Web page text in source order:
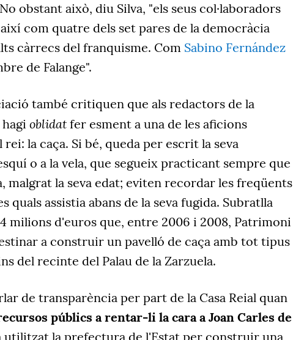
obstant això, diu Silva, "els seus col·laboradors
com quatre dels set pares de la democràcia
càrrecs del franquisme. Com Sabino Fernández
de Falange".
també critiquen que als redactors de la
oblidat fer esment a una de les aficions
la caça. Si bé, queda per escrit la seva
o a la vela, que segueix practicant sempre que
malgrat la seva edat; eviten recordar les freqüents
quals assistia abans de la seva fugida. Subratlla
milions d'euros que, entre 2006 i 2008, Patrimoni
a construir un pavelló de caça amb tot tipus
del recinte del Palau de la Zarzuela.
de transparència per part de la Casa Reial quan
públics a rentar-li la cara a Joan Carles de
utilitzat la prefectura de l'Estat per construir una